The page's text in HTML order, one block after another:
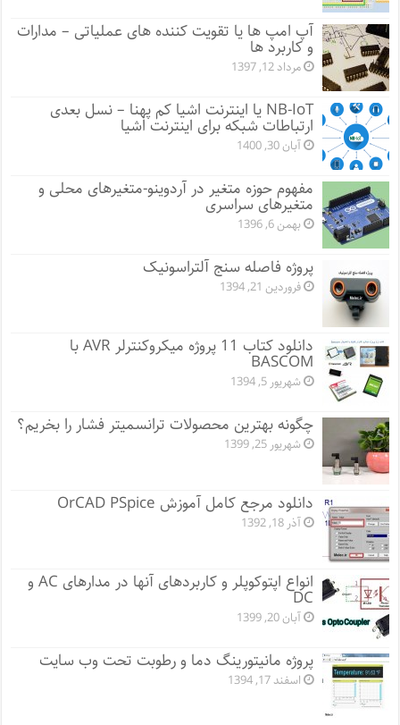
آپ امپ ها یا تقویت کننده های عملیاتی – مدارات
و کاربرد ها
مرداد 12, 1397
NB-IoT یا اینترنت اشیا کم پهنا – نسل بعدی
ارتباطات شبکه برای اینترنت اشیا
آبان 30, 1400
مفهوم حوزه متغیر در آردوینو-متغیرهای محلی و
متغیرهای سراسری
بهمن 6, 1396
پروژه فاصله سنج آلتراسونیک
فروردین 21, 1394
دانلود کتاب 11 پروژه میکروکنترلر AVR با
BASCOM
شهریور 5, 1394
چگونه بهترین محصولات ترانسمیتر فشار را بخریم؟
شهریور 25, 1399
دانلود مرجع کامل آموزش OrCAD PSpice
آذر 18, 1392
انواع اپتوکوپلر و کاربردهای آنها در مدارهای AC و
DC
آبان 20, 1399
پروژه مانيتورينگ دما و رطوبت تحت وب سایت
اسفند 17, 1394